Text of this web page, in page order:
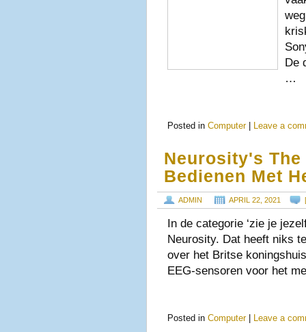
De
…
Posted in Computer Leave a
Neurosity's
Bedienen Met
ADMIN APRIL 22, 2021
In de categorie ‘zie je
Neurosity. Dat heeft niks
over het Britse
EEG-sensoren voor het
Posted in Computer Leave a